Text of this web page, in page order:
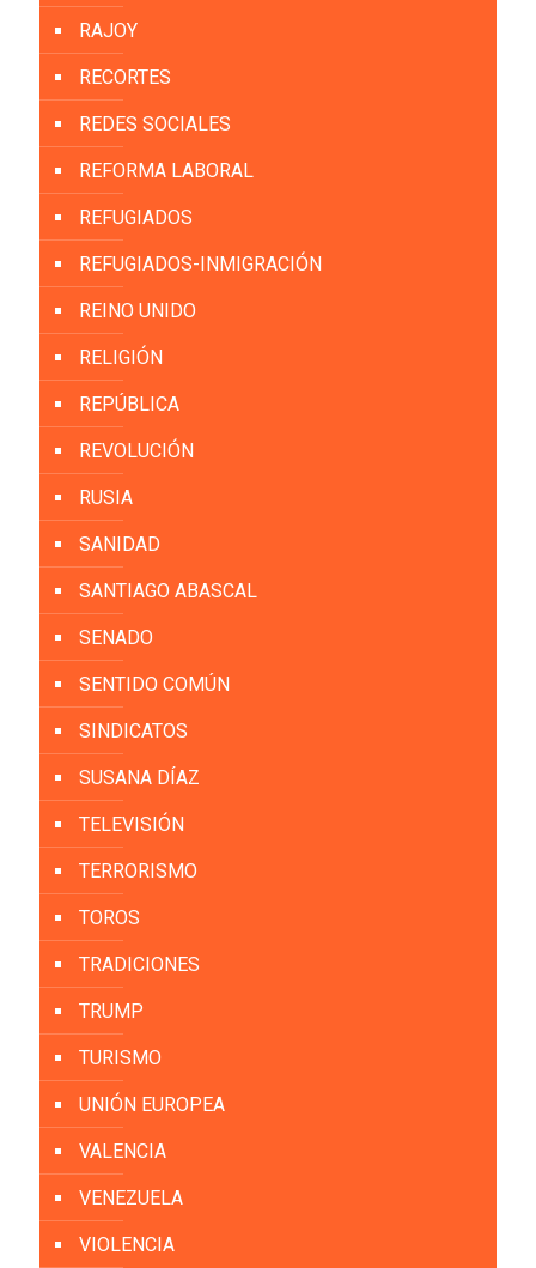
RAJOY
RECORTES
REDES SOCIALES
REFORMA LABORAL
REFUGIADOS
REFUGIADOS-INMIGRACIÓN
REINO UNIDO
RELIGIÓN
REPÚBLICA
REVOLUCIÓN
RUSIA
SANIDAD
SANTIAGO ABASCAL
SENADO
SENTIDO COMÚN
SINDICATOS
SUSANA DÍAZ
TELEVISIÓN
TERRORISMO
TOROS
TRADICIONES
TRUMP
TURISMO
UNIÓN EUROPEA
VALENCIA
VENEZUELA
VIOLENCIA